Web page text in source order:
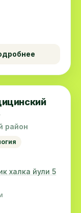
район
халка йули 5